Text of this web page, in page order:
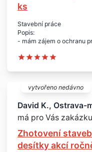
ks
Stavební práce
Popis:
- mám zájem o ochranu
- 1x levé
- rozměr: 820 x 2.070 mm
- barva šedá
- vč. ztužující příčky v 1/3
- cena dle ceníku
- pohledová šířka rámu
- 2 ks
- na otočné zarážky
vytvořeno nedávno
David K., Ostrava-
má pro Vás
Zhotovení
desítky akcí